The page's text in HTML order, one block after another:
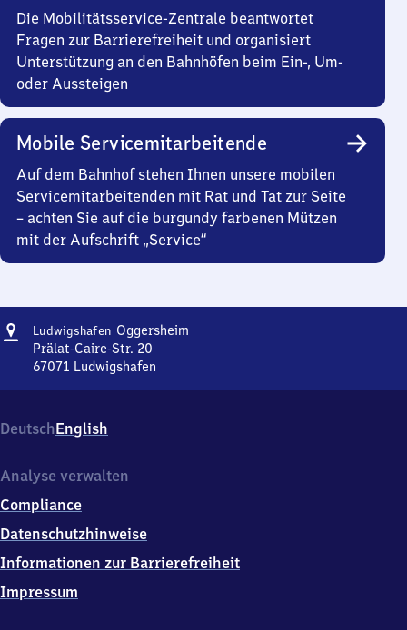
Die Mobilitätsservice-Zentrale beantwortet
Fragen zur Barrierefreiheit und organisiert
Unterstützung an den Bahnhöfen beim Ein-, Um-
oder Aussteigen
Mobile Servicemitarbeitende
Auf dem Bahnhof stehen Ihnen unsere mobilen
Servicemitarbeitenden mit Rat und Tat zur Seite
– achten Sie auf die burgundy farbenen Mützen
mit der Aufschrift „Service“
Adresse
Ludwigshafen Oggersheim
Prälat-Caire-Str. 20
67071 Ludwigshafen
Prälat-
Caire-
20,
7
0
1
Ludwigshafen
DeutschEnglish
Analyse verwalten
Compliance
Datenschutzhinweise
Informationen zur Barrierefreiheit
Impressum